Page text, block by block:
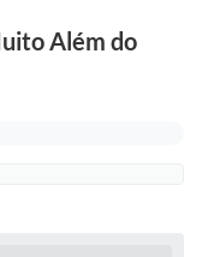
Além do